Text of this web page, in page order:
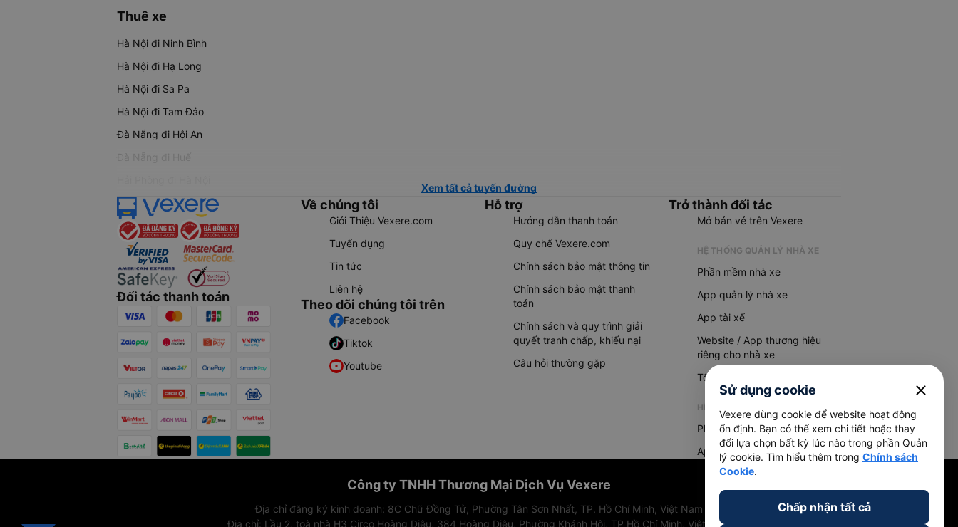
Thuê xe
Hà Nội đi Ninh Bình
Hà Nội đi Hạ Long
Hà Nội đi Sa Pa
Hà Nội đi Tam Đảo
Đà Nẵng đi Hội An
Đà Nẵng đi Huế
Xem tất cả tuyến đường
Đối tác thanh toán
Về chúng tôi
Giới Thiệu Vexere.com
Tuyển dụng
Tin tức
Liên hệ
Theo dõi chúng tôi trên
Facebook
Tiktok
Youtube
Hỗ trợ
Hướng dẫn thanh toán
Quy chế Vexere.com
Chính sách bảo mật thông tin
Chính sách bảo mật thanh
toán
Chính sách và quy trình giải
quyết tranh chấp, khiếu nại
Câu hỏi thường gặp
Trở thành đối tác
Mở bán vé trên Vexere
HỆ THỐNG QUẢN LÝ NHÀ XE
Phần mềm nhà xe
App quản lý nhà xe
App tài xế
Website / App thương hiệu
riêng cho nhà xe
Tổng đài AI
HỆ THỐNG QUẢN LÝ HÀNG HOÁ
Phần mềm quản lý hàng hoá
App quản lý hàng hoá
Công ty TNHH Thương Mại Dịch Vụ Vexere
Địa chỉ đăng ký kinh doanh: 8C Chữ Đồng Tử, Phường Tân Sơn Nhất, TP. Hồ Chí Minh, Việt Nam
Địa chỉ: Lầu 2, toà nhà H3 Circo Hoàng Diệu, 384 Hoàng Diệu, Phường Khánh Hội, TP Hồ Chí Minh, Việt Nam
Sử dụng cookie close
Vexere dùng cookie để website hoạt động
ổn định. Bạn có thể xem chi tiết hoặc thay
đổi lựa chọn bất kỳ lúc nào trong phần Quản
lý cookie. Tìm hiểu thêm trong Chính sách
Cookie.
Chấp nhận tất cả